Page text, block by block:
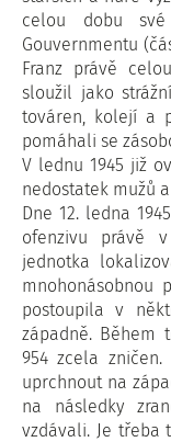
celou dobu své
Gouvernmentu
Franz právě
sloužil jako
továren, kolejí a
pomáhali se
V lednu 1945 již
nedostatek mužů
Dne 12. ledna
ofenzivu právě
jednotka
mnohonásobnou
postoupila v
západně. Během
954 zcela
uprchnout na
na následky
vzdávali. Je třeba